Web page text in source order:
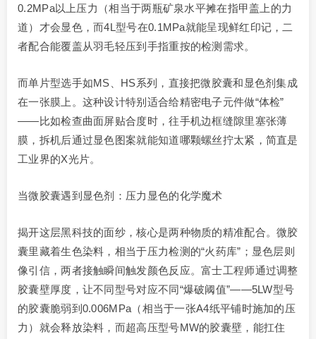
0.2MPa以上压力（相当于两瓶矿泉水平摊在指甲盖上的力
道）才会显色，而4L型号在0.1MPa就能呈现鲜红印记，二
者配合能覆盖从羽毛轻压到手指重按的检测需求。
而单片型选手如MS、HS系列，直接把微胶囊和显色剂集成
在一张膜上。这种设计特别适合给精密电子元件做“体检”
——比如检查曲面屏贴合度时，往手机边框缝隙里塞张薄
膜，拆机后通过显色图案就能知道哪颗螺丝拧太紧，简直是
工业界的X光片。
当微胶囊遇到显色剂：压力显色的化学魔术
揭开这层黑科技的面纱，核心是两种物质的精准配合。微胶
囊里藏着生色染料，相当于压力检测的“火药库”；显色层则
像引信，两者接触瞬间触发颜色反应。富士工程师通过调整
胶囊壁厚度，让不同型号对应不同“爆破阈值”——5LW型号
的胶囊脆弱到0.006MPa（相当于一张A4纸平铺时施加的压
力）就会释放染料，而超高压型号MW的胶囊壁，能扛住